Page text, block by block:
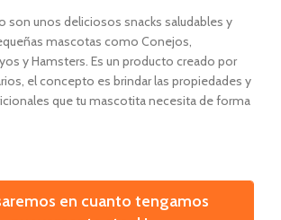
son unos deliciosos snacks saludables y
mascotas como Conejos,
y Hamsters. Es un producto creado por
el concepto es brindar las propiedades y
que tu mascotita necesita de forma
en cuanto tengamos